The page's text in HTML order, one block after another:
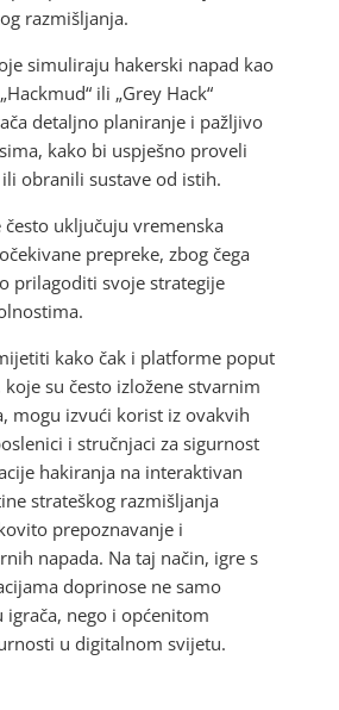
razmišljanja.
simuliraju hakerski napad kao
ili „Grey Hack“
detaljno planiranje i pažljivo
kako bi uspješno proveli
obranili sustave od istih.
često uključuju vremenska
prepreke, zbog čega
prilagoditi svoje strategije
kako čak i platforme poput
koje su često izložene stvarnim
mogu izvući korist iz ovakvih
i stručnjaci za sigurnost
hakiranja na interaktivan
strateškog razmišljanja
prepoznavanje i
napada. Na taj način, igre s
doprinose ne samo
nego i općenitom
u digitalnom svijetu.